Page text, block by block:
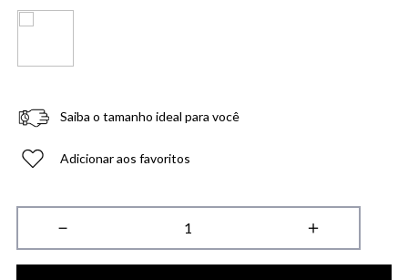
Saiba o tamanho ideal para você
Adicionar aos favoritos
＋
－